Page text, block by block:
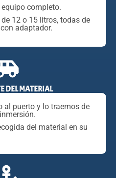
completo.
12 o 15 litros, todas de
adaptador.
DEL MATERIAL
al puerto y lo traemos de
del material en su